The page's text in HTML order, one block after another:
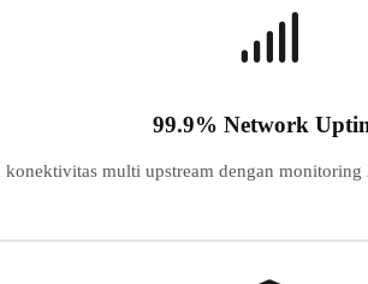
99.9% Network
multi upstream dengan